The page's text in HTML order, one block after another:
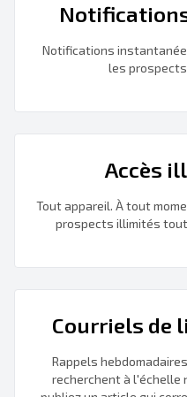
Notifications
les
Accès
Tout appareil. À tout
prospects illimités
Courriels de
Rappels
recherchent à l'échelle